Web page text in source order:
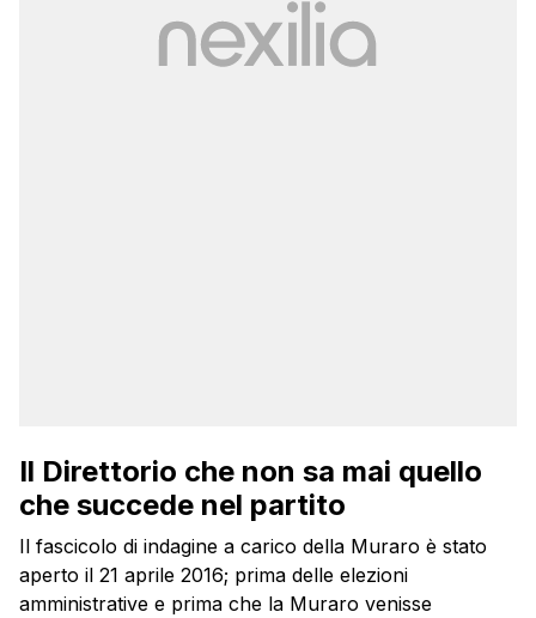
Il Direttorio che non sa mai quello
che succede nel partito
Il fascicolo di indagine a carico della Muraro è stato
aperto il 21 aprile 2016; prima delle elezioni
amministrative e prima che la Muraro venisse